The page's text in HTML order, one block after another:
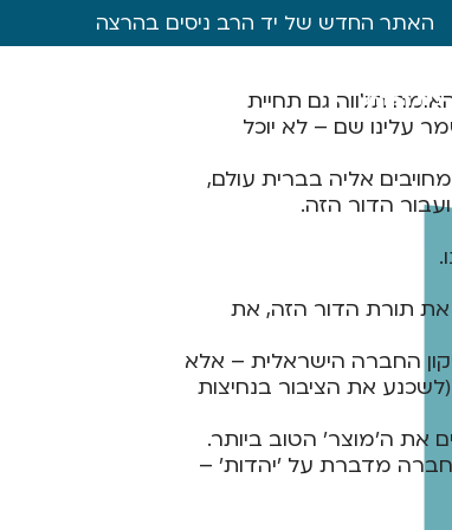
האתר החדש של יד הרב ניסים בהרצה
בית המדרשתלווה גם תחיית
עלינו שם – לא יוכל
אליה בברית עולם,
הדור הזה.
את תורת הדור הזה, את
החברה הישראלית – אלא
את הציבור בנחיצות
את ה'מוצר' הטוב ביותר.
מדברת על 'יהדות' –